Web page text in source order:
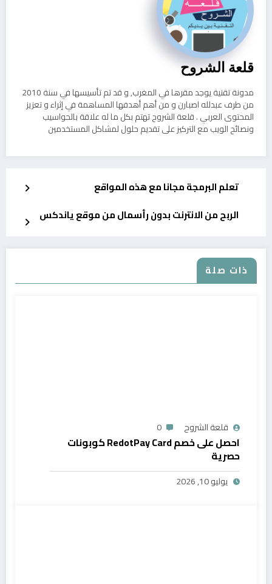
قلعة الشروح
مدونة تقنية يوجد مقرها في المغرب, و قد تم تأسيسها في سنة 2010
من طرف عبدلله اصبارن و من أهم أهدفها المساهمة في إثراء و تعزيز
المحتوى العربي . قلعة الشروح تهتم بكل ما له علاقة بالحواسيب
ونصائح الويب مع التركيز على تقديم حلول لمشاكل المستخدمين
تعلم البرمجة مجانا مع هذه المواقع
الربح من الانترنت بدون رأسمال من موقع ياندكس
ذات صلة
قلعة الشروح 0
احصل على خصم RedotPay Card كوبونات
حصرية
يوليو 10, 2026